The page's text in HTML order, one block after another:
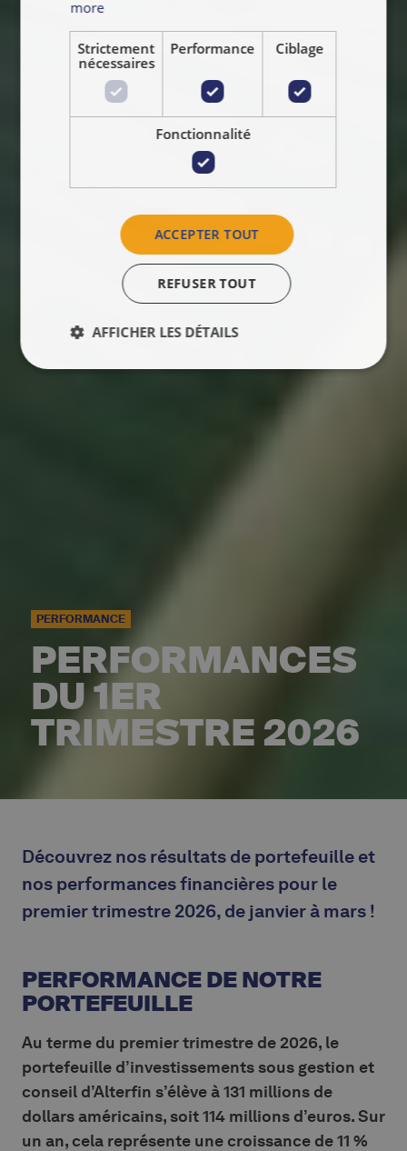
PERFORMANCE
PERFORMANCES
DU 1ER
TRIMESTRE 2026
Découvrez nos résultats de portefeuille et
nos performances financières pour le
premier trimestre 2026, de janvier à mars !
PERFORMANCE DE NOTRE
PORTEFEUILLE
Au terme du premier trimestre de 2026, le
portefeuille d’investissements sous gestion et
conseil d’Alterfin s’élève à 131 millions de
dollars américains, soit 114 millions d’euros. Sur
un an, cela représente une croissance de 11 %
more
Strictement
nécessaires
Performance Ciblage
Fonctionnalité
ACCEPTER TOUT
REFUSER TOUT
AFFICHER LES DÉTAILS